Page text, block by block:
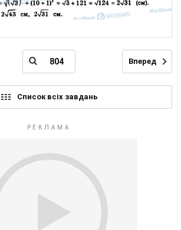
Вперед
Список всіх завдань